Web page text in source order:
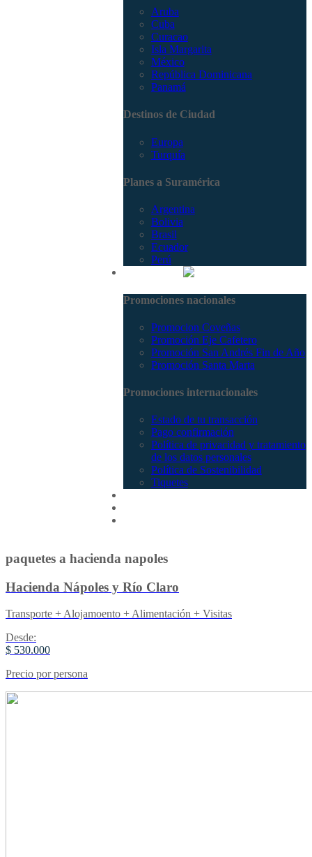
Aruba
Cuba
Curacao
Isla Margarita
México
República Dominicana
Panamá
Destinos de Ciudad
Europa
Turquía
Planes a Suramérica
Argentina
Bolivia
Brasil
Ecuador
Perú
Promociones nacionales
Promocion Coveñas
Promoción Eje Cafetero
Promoción San Andrés Fin de Año
Promoción Santa Marta
Promociones internacionales
Estado de tu transacción
Pago confirmación
Política de privacidad y tratamiento
de los datos personales
Política de Sostenibilidad
Tiquetes
paquetes a hacienda napoles
Hacienda Nápoles y Río Claro
Transporte + Alojamoento + Alimentación + Visitas
Desde:
$ 530.000
Precio por persona